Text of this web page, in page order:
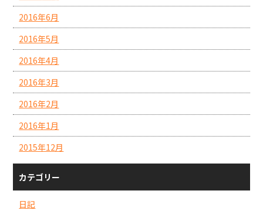
2016年6月
2016年5月
2016年4月
2016年3月
2016年2月
2016年1月
2015年12月
カテゴリー
日記